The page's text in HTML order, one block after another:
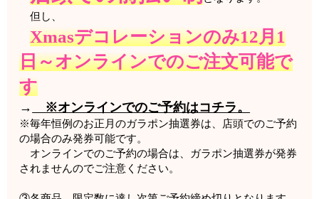
但し、
Xmasデコレーションのみ12月1
日～オンラインでのご注文可能で
す
→ ※オンラインでのご予約はコチラ。
※毎年恒例のお正月のガラポン抽選券は、店頭でのご予約
の場合のみ発券可能です。
オンラインでのご予約の場合は、ガラポン抽選券が発券
されませんのでご注意ください。